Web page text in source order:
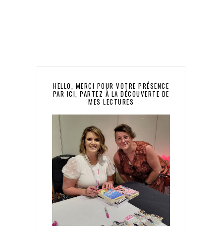
HELLO, MERCI POUR VOTRE PRÉSENCE
PAR ICI, PARTEZ À LA DÉCOUVERTE DE
MES LECTURES